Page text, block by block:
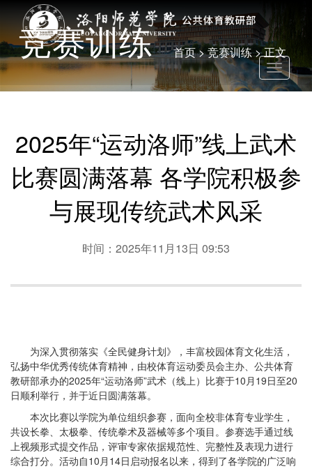
Toggle
竞赛训练 首页>竞赛训练> 正文
2025年“运动洛师”线上武术
比赛圆满落幕 各学院积极参
与展现传统武术风采
时间：2025年11月13日 09:53
为深入贯彻落实《全民健身计划》，丰富校园体育文化生活，
弘扬中华优秀传统体育精神，由校体育运动委员会主办、公共体育
教研部承办的2025年“运动洛师”武术（线上）比赛于10月19日至20
日顺利举行，并于近日圆满落幕。
本次比赛以学院为单位组织参赛，面向全校非体育专业学生，
共设长拳、太极拳、传统拳术及器械等多个项目。参赛选手通过线
上视频形式提交作品，评审专家依据规范性、完整性及表现力进行
综合打分。活动自10月14日启动报名以来，得到了各学院的广泛响